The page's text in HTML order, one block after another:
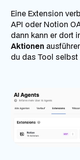
Eine Extension
API oder Notion
dann kann er dort
Aktionen
du das Tool